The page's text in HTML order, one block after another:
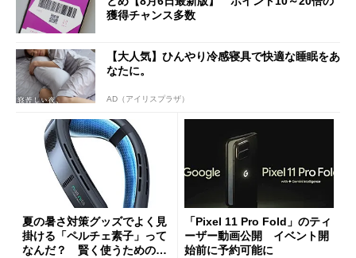
獲得チャンス多数
【大人気】ひんやり冷感寝具で快適な睡眠をあ
なたに。
AD（アイリスプラザ）
夏の暑さ対策グッズでよく見
掛ける「ペルチェ素子」って
なんだ？ 賢く使うための注
「Pixel 11 Pro Fold」のティ
ーザー動画公開 イベント開
始前に予約可能に